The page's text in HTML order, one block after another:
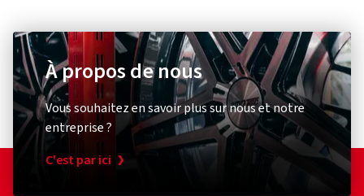
À propos de nous
Vous souhaitez en savoir plus sur nous et notre
entreprise ?
C'est par ici